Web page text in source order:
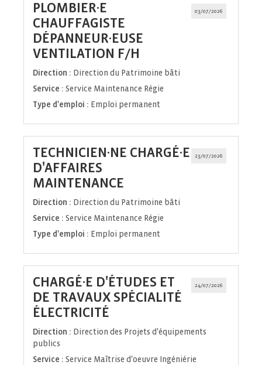
03/07/2026
PLOMBIER·E
CHAUFFAGISTE
DÉPANNEUR·EUSE
VENTILATION F/H
fenêtre)
Direction : Direction du Patrimoine bâti
Service : Service Maintenance Régie
Type d'emploi : Emploi permanent
23/07/2026
TECHNICIEN·NE CHARGÉ·E
D'AFFAIRES
MAINTENANCE
fenêtre)
Direction : Direction du Patrimoine bâti
Service : Service Maintenance Régie
Type d'emploi : Emploi permanent
24/07/2026
CHARGÉ·E D'ÉTUDES ET
DE TRAVAUX SPÉCIALITÉ
ÉLECTRICITÉ
fenêtre)
Direction : Direction des Projets d'équipements
publics
Service : Service Maîtrise d'oeuvre Ingéniérie